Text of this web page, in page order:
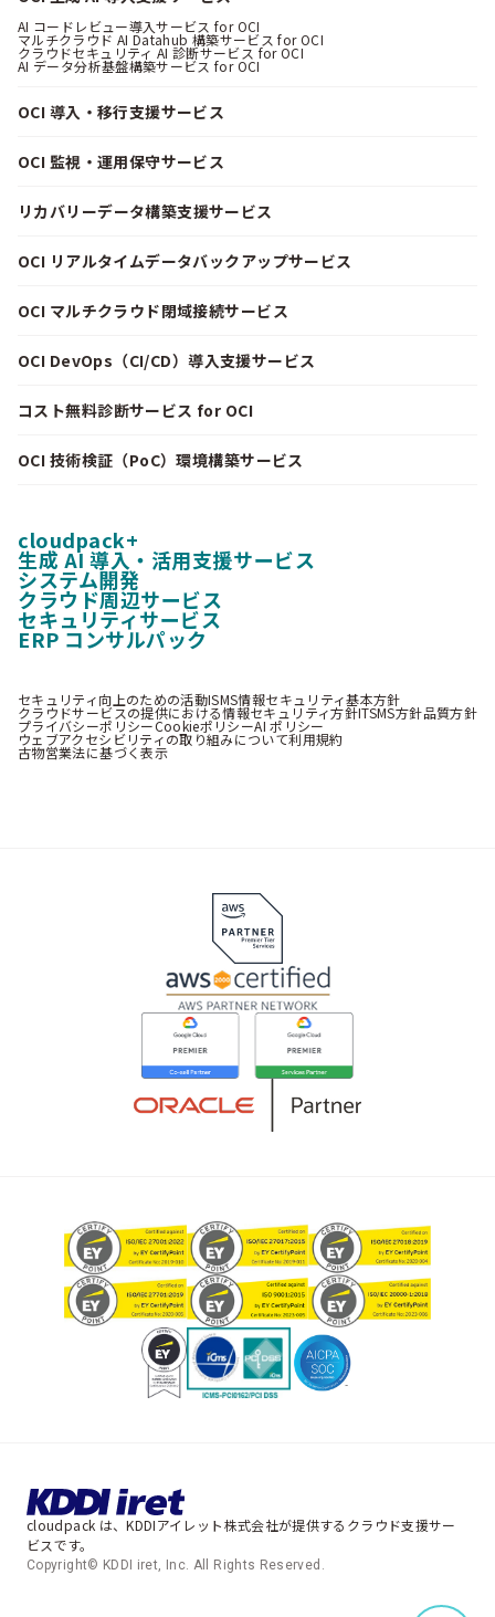
AI コードレビュー導入サービス for OCI
マルチクラウド AI Datahub 構築サービス for OCI
クラウドセキュリティ AI 診断サービス for OCI
AI データ分析基盤構築サービス for OCI
OCI 導入・移行支援サービス
OCI 監視・運用保守サービス
リカバリーデータ構築支援サービス
OCI リアルタイムデータバックアップサービス
OCI マルチクラウド閉域接続サービス
OCI DevOps（CI/CD）導入支援サービス
コスト無料診断サービス for OCI
OCI 技術検証（PoC）環境構築サービス
cloudpack+
生成 AI 導入・活用支援サービス
システム開発
クラウド周辺サービス
セキュリティサービス
ERP コンサルパック
セキュリティ向上のための活動ISMS情報セキュリティ基本方針
クラウドサービスの提供における情報セキュリティ方針ITSMS方針品質方針
プライバシーポリシーCookieポリシーAI ポリシー
ウェブアクセシビリティの取り組みについて利用規約
古物営業法に基づく表示
cloudpack は、KDDIアイレット株式会社が提供するクラウド支援サー
ビスです。
Copyright© KDDI iret, Inc. All Rights Reserved.